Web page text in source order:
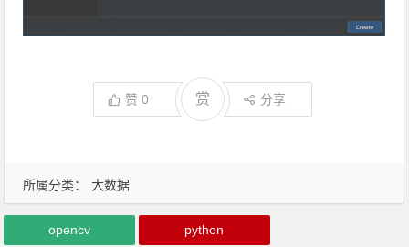
所属分类： 大数据
赞0 赏 分享
opencv python